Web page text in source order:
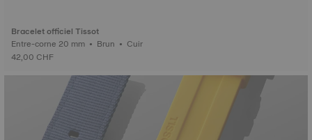
Bracelet officiel Tissot
Entre-corne 20 mm • Brun • Cuir
42,00 CHF